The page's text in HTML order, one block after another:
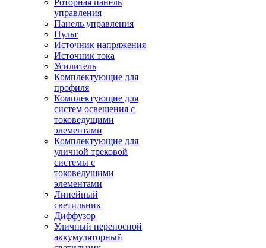
Роторная панель
управления
Панель управления
Пульт
Источник напряжения
Источник тока
Усилитель
Комплектующие для
профиля
Комплектующие для
систем освещения с
токоведущими
элементами
Комплектующие для
уличной трековой
системы с
токоведущими
элементами
Линейный
светильник
Диффузор
Уличный переносной
аккумуляторный